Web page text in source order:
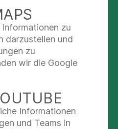
praevia“: dem
Plazenta) zur
Fehlbildungen bei
worden sein, steht
mit Kinderchirurgen zur
zu
darzustellen und
zu
wir die Google
Informationen
und Teams in